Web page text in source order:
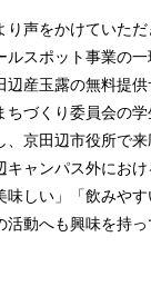
声をかけていた
ルスポット事業の
産玉露の無料提
ちづくり委員会の
、京田辺市役所で
キャンパス外にお
味しい」「飲みや
動へも興味を持